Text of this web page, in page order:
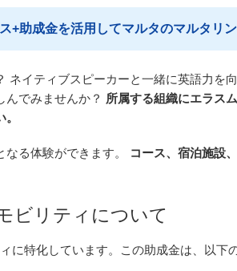
助成金を活用してマルタのマルタリ
イティブスピーカーと一緒に英語力を
でみませんか？ 所属する組織にエラス
る体験ができます。
コース、宿泊施設
ビリティについて
に特化しています。この助成金は、以下